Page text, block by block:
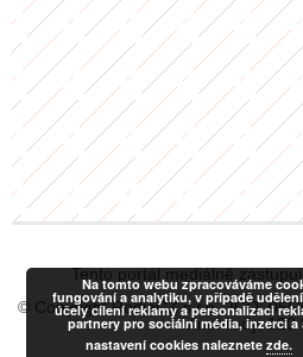
Tento portál mediálně
© Copyright RadiaCZ s.r.o., IČO:
Vinohrady, 120
Na tomto webu zpracováváme
fungování a analytiku, v případě
účely cílení reklamy a personalizaci
partnery pro sociální média, inzerci a
nastavení cookies naleznete zde.